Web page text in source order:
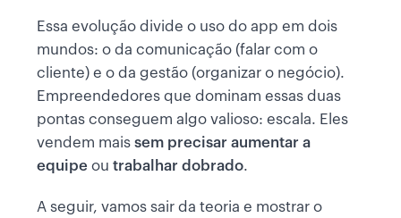
Essa evolução divide o uso do app em dois
mundos: o da comunicação (falar com o
cliente) e o da gestão (organizar o negócio).
Empreendedores que dominam essas duas
pontas conseguem algo valioso: escala. Eles
vendem mais sem precisar aumentar a
equipe ou trabalhar dobrado.
A seguir, vamos sair da teoria e mostrar o